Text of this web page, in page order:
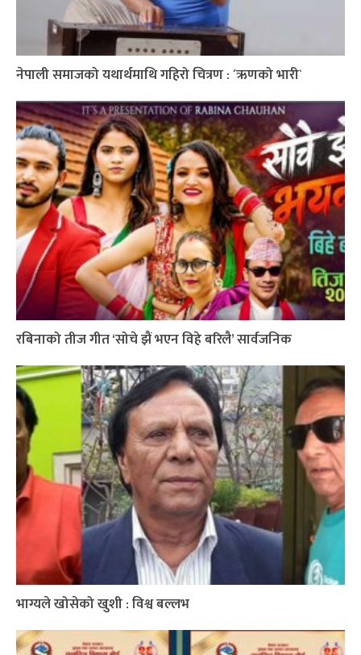
नेपाली समाजको यथार्थमाथि गहिरो चित्रण : ´ऋणको भारी`
रबिनाको तीज गीत ‘सोचे झैं भएन विहे बरिलै’ सार्वजनिक
भाग्यले खोसेको खुशी : विश्व बल्लभ